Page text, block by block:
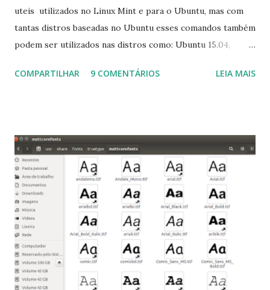
uteis utilizados no Linux Mint e para o Ubuntu, mas com
tantas distros baseadas no Ubuntu esses comandos também
podem ser utilizados nas distros como: Ubuntu 15.04,
Linux Mint 17, Pinguy OS 14.04, Elementary OS 0.3, Deepin
para usuários iniciantes... 1- Atualizar a lista de pacotes: $
sudo apt-get update 2- Atualizar toda a distro: $ sudo apt-
get -f dist-upgrade ou update-manager -d -c 3- Instalar
pacotes: $ sudo apt-get install [nome do pacote] 4-
Procurar arquivos corrompidos: $ sudo apt-get check 5-
Corrigir problemas de dependências, concluir instalação de
pacotes pendentes e outros erros: $ sudo apt-get -f install
6- Se o comando sudo apt-get -f install nã...
COMPARTILHAR 9 COMENTÁRIOS LEIA MAIS